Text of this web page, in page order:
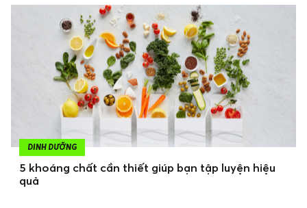
DINH DƯỠNG
5 khoáng chất cần thiết giúp bạn tập luyện hiệu
quả